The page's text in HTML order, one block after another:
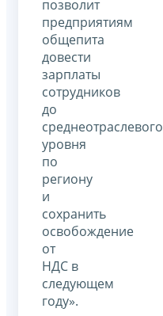
позволит
предприятиям
общепита
довести
зарплаты
сотрудников
до
среднеотраслевого
уровня
по
региону
и
сохранить
освобождение
от
НДС в
следующем
году».